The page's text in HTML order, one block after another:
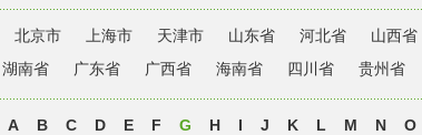
北京市 上海市 天津市 山东省 河北省 山西省
湖南省 广东省 广西省 海南省 四川省 贵州省
A B C D E F G H I J K L M N O